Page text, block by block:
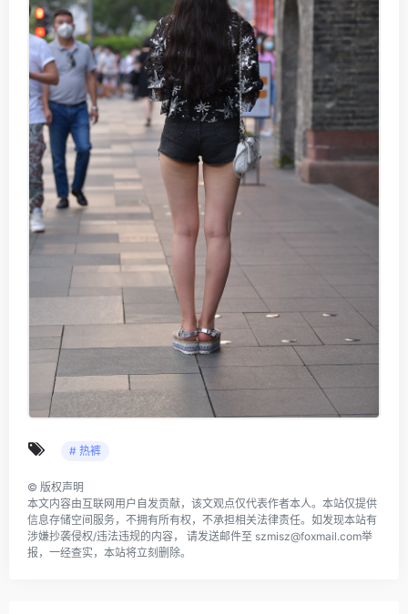
# 热裤
© 版权声明
本文内容由互联网用户自发贡献，该文观点仅代表作者本人。本站仅提供
信息存储空间服务，不拥有所有权，不承担相关法律责任。如发现本站有
涉嫌抄袭侵权/违法违规的内容， 请发送邮件至 szmisz@foxmail.com举
报，一经查实，本站将立刻删除。